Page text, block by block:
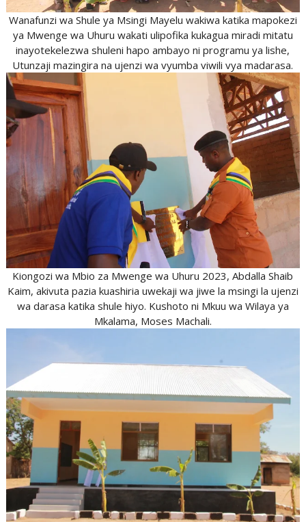
Wanafunzi wa Shule ya Msingi Mayelu wakiwa katika mapokezi
ya Mwenge wa Uhuru wakati ulipofika kukagua miradi mitatu
inayotekelezwa shuleni hapo ambayo ni programu ya lishe,
Utunzaji mazingira na ujenzi wa vyumba viwili vya madarasa.
Kiongozi wa Mbio za Mwenge wa Uhuru 2023, Abdalla Shaib
Kaim, akivuta pazia kuashiria uwekaji wa jiwe la msingi la ujenzi
wa darasa katika shule hiyo. Kushoto ni Mkuu wa Wilaya ya
Mkalama, Moses Machali.